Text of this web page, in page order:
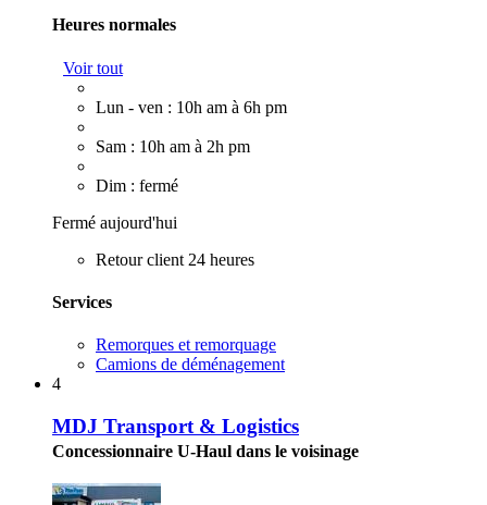
Heures normales
Voir tout
Lun - ven : 10h am à 6h pm
Sam : 10h am à 2h pm
Dim : fermé
Fermé aujourd'hui
Retour client 24 heures
Services
Remorques et remorquage
Camions de déménagement
4
MDJ Transport & Logistics
Concessionnaire U-Haul dans le voisinage